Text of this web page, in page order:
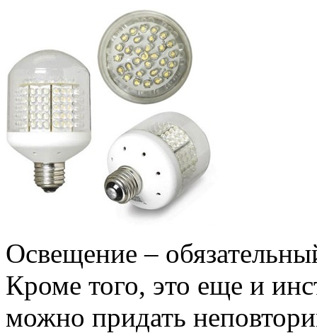
Освещение –
Кроме того, это еще и
можно придать